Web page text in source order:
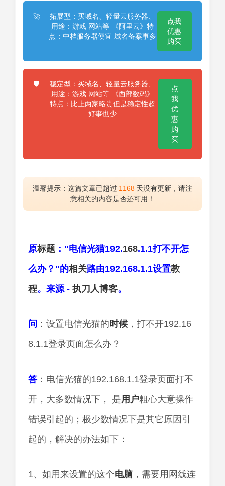
🚀
拓展型：买域名、轻量云服务器、
用途：游戏 网站等 《阿里云》特
点：中档服务器便宜 域名备案事多
点我
优惠
购买
🛡️
稳定型：买域名、轻量云服务器、
用途：游戏 网站等 《西部数码》
特点：比上两家略贵但是稳定性超
好事也少
点
我
优
惠
购
买
温馨提示：这篇文章已超过 1168 天没有更新，请注
意相关的内容是否还可用！
原标题 ："电信光猫192.168.1.1打不开怎
么办？"的相关路由192.168.1.1设置教
程。来源 - 执刀人博客。
问 ：设置电信光猫的时候 ，打不开192.16
8.1.1登录页面怎么办？
答：电信光猫的192.168.1.1登录页面打不
开，大多数情况下， 是用户粗心大意操作
错误引起的；极少数情况下是其它原因引
起的，解决的办法如下：
1、如用来设置的这个电脑 ，需要用网线连